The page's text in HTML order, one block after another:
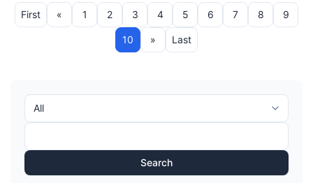
First « 1 2 3 4 5 6 7 8 9
10 » Last
Search